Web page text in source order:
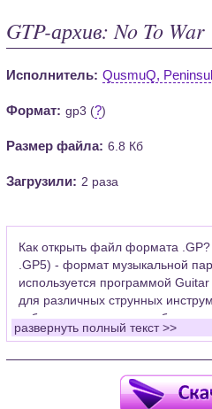
GTP-архив: No To War
Исполнитель: QusmuQ,
Формат: gp3 (?)
Размер файла: 6.8 Кб
Загрузили: 2 раза
Как открыть файл формата .GP?
.GP5) - формат музыкальной
используется программой
для различных струнных
табулатуры для гитары, бас-
применяется для создания
Для открытия нот этого
установить у себя на рабочем
развернуть полный текст >>